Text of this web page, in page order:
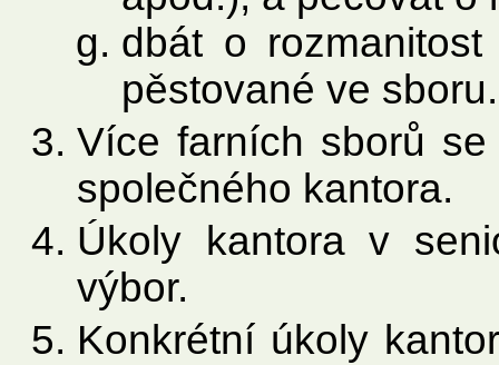
dbát o
pěstované ve sboru.
Více farních sborů
společného kantora.
Úkoly kantora v
výbor.
Konkrétní úkoly